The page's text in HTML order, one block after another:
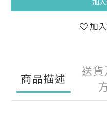
加
加
商品描述
送